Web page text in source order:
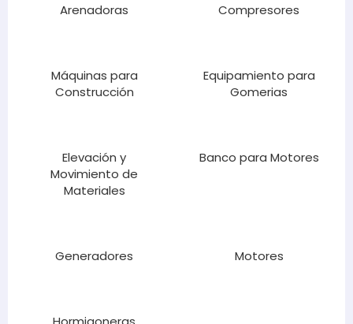
Arenadoras Compresores
Máquinas para
Construcción
Equipamiento para
Gomerias
Elevación y
Movimiento de
Materiales
Banco para Motores
Generadores Motores